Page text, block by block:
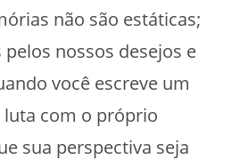
não são estáticas;
nossos desejos e
você escreve um
com o próprio
sua perspectiva seja